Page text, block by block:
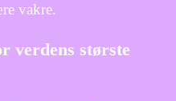
vakre.
verdens største